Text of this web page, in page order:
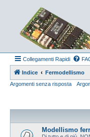
Collegamenti Rapidi
Indice
Fermodellismo
Argomenti senza risposta
Modellismo